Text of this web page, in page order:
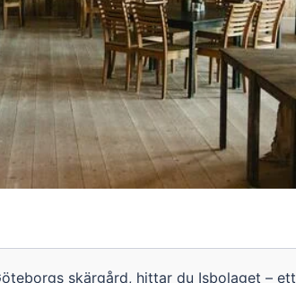
skärgård, hittar du Isbolaget – ett